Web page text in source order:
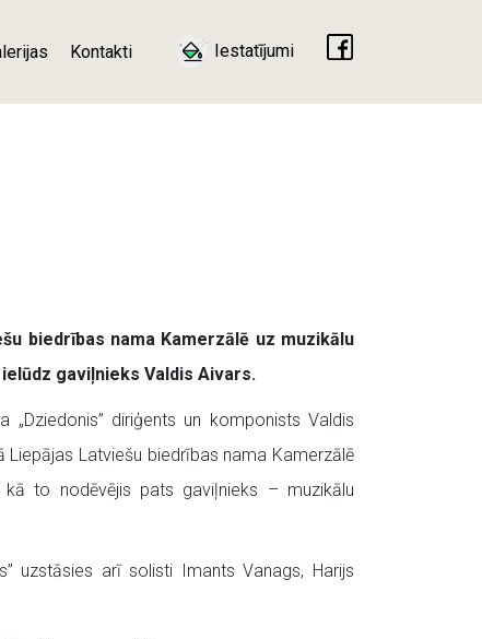
Kontakti Iestatījumi
biedrības nama Kamerzālē uz muzikālu
gaviļnieks Valdis Aivars.
diriģents un komponists Valdis
Latviešu biedrības nama Kamerzālē
to nodēvējis pats gaviļnieks – muzikālu
uzstāsies arī solisti Imants Vanags, Harijs